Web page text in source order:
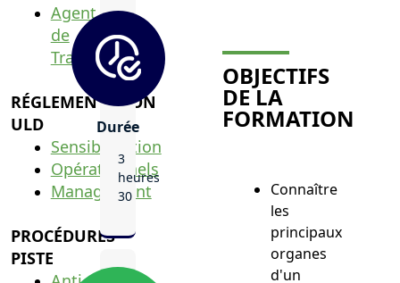
Agent
de
Trafic
RÉGLEMENTATION
ULD
Sensibilisation
Opérationnels
Management
PROCÉDURES
PISTE
Durée
3
heures
30
OBJECTIFS
DE LA
FORMATION
Connaître
les
principaux
organes
d'un